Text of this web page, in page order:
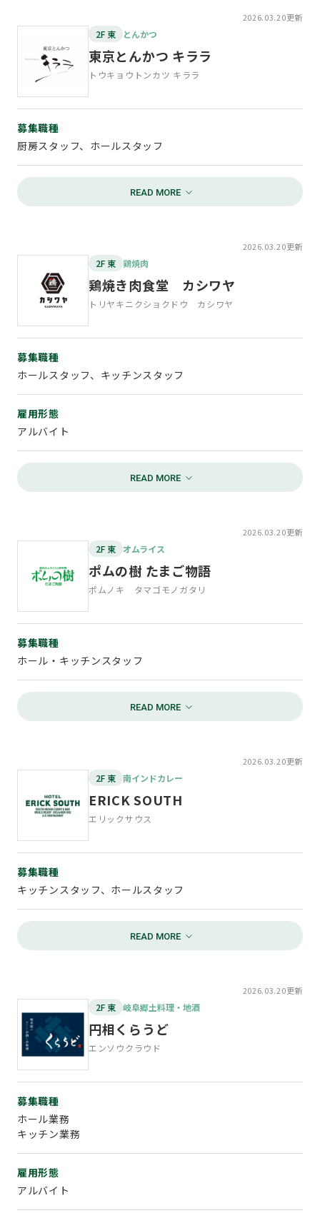
資格・条件
主婦（夫）の方、フリーターさん大歓迎！！
その他面接にて応相談
給与
待遇
お問い合わせ
2026.03.20更新
2F 東 とんかつ
東京とんかつ キララ
トウキョウトンカツ キララ
募集職種
厨房スタッフ、ホールスタッフ
勤務時間
11:00～21:00 応相談
正社員 月額19万円～(店長・経営者候補 25万円～)
アルバイト 時給1,065円～1,250円
正社員 各種社会保険完備、昇給・賞与あり、交通費規定支
アルバイト 社員登用あり、昇給あり、週2日からＯＫ、食
事つき
お問い合わせ
担当：甲斐(かい)
2026.03.20更新
2F 東 鶏焼肉
鶏焼き肉食堂 カシワヤ
トリヤキニクショクドウ カシワヤ
募集職種
ホールスタッフ、キッチンスタッフ
雇用形態
アルバイト
勤務時間
10:00～22:00内で相談
時給1,100円(研修 実働100時間 1,070円)
待遇
お問い合わせ
TEL：058-264-8829
2026.03.20更新
2F 東 オムライス
ポムの樹 たまご物語
ポムノキ タマゴモノガタリ
募集職種
ホール・キッチンスタッフ
勤務時間
10：00～22：00
未経験者、主婦、フリーター大歓迎
給与
待遇
各種手当、授業員割引、正社員登用制度あり
お問い合わせ
TEL：058-269-4050
2026.03.20更新
2F 東 南インドカレー
ERICK SOUTH
エリックサウス
募集職種
キッチンスタッフ、ホールスタッフ
勤務時間
9:00～22:00の間で応相談
資格・条件
学生・主婦（夫）・フリーター歓迎！飲食店経験者優遇！
給与
時給1,070円～ 昇給あり
待遇
交通費支給（社内規定あり）、制服貸与、まかない無料など
お問い合わせ
TEL：058-269-4121
2026.03.20更新
2F 東 岐阜郷土料理・地酒
円相くらうど
エンソウクラウド
募集職種
ホール業務
キッチン業務
雇用形態
アルバイト